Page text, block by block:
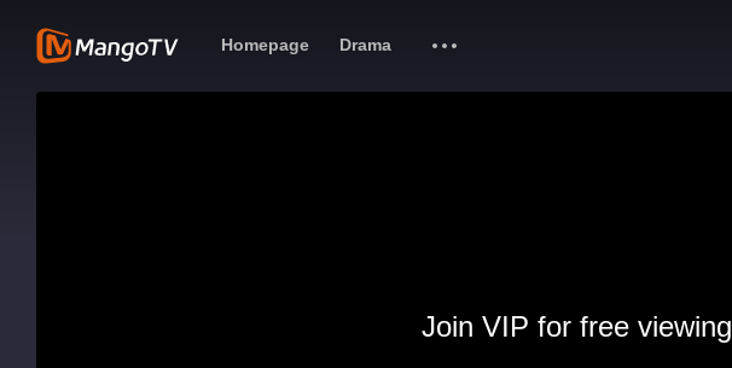
Homepage Drama
Join VIP for free viewing